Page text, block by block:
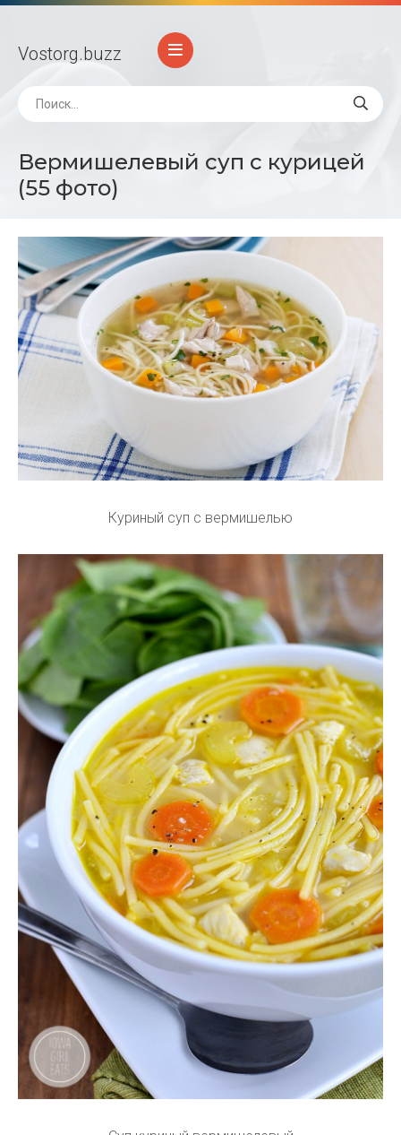
Vostorg.buzz
Вермишелевый суп с курицей
(55 фото)
Куриный суп с вермишелью